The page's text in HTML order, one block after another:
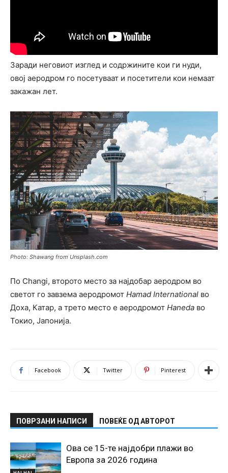
Заради неговиот изглед и содржините кои ги нуди,
овој аеродром го посетуваат и посетители кои немаат
закажан лет.
Photo: Shawang from Unsplash.com
По Changi, второто место за најдобар аеродром во
светот го завзема аеродрoмот Hamad International во
Доха, Катар, a трето место е аеродромот Haneda во
Токио, Јапонија.
Facebook Twitter Pinterest
ПОВРЗАНИ НАПИСИ ПОВЕЌЕ ОД АВТОРОТ
Ова се 15-те најдобри плажи во
Европа за 2026 година